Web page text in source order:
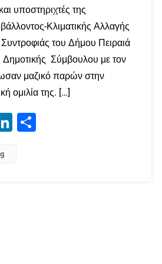
υποστηριχτές της
Κλιματικής Αλλαγής
του Δήμου Πειραιά
Σύμβουλου με τον
μαζικό παρών στην
ομιλία της. […]
LinkedIn